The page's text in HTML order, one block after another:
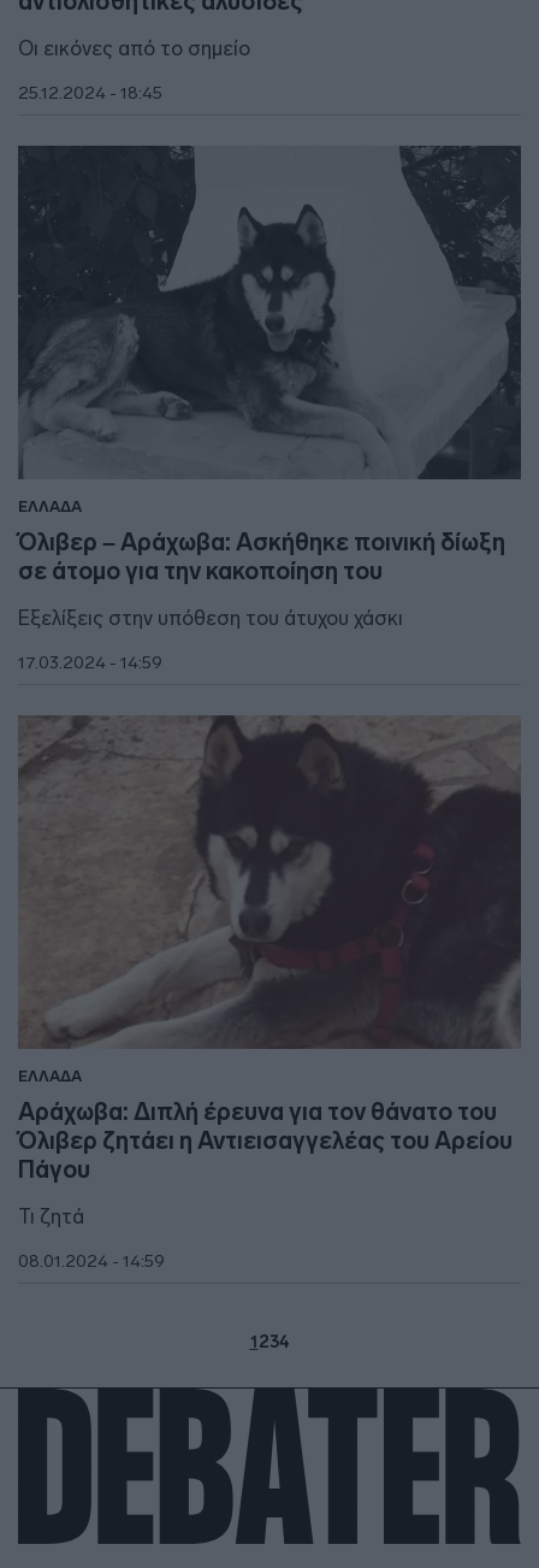
Οι εικόνες από το σημείο
25.12.2024 - 18:45
ΕΛΛΑΔΑ
Όλιβερ – Αράχωβα: Ασκήθηκε ποινική δίωξη
σε άτομο για την κακοποίηση του
Εξελίξεις στην υπόθεση του άτυχου χάσκι
17.03.2024 - 14:59
ΕΛΛΑΔΑ
Αράχωβα: Διπλή έρευνα για τον θάνατο του
Όλιβερ ζητάει η Αντιεισαγγελέας του Αρείου
Πάγου
Τι ζητά
08.01.2024 - 14:59
1234